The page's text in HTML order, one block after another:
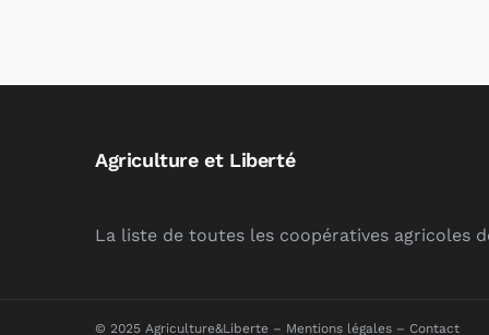
Agriculture et Liberté
La liste de toutes les coopératives agricoles
© 2025 Agriculture&Liberte – Mentions légales – Contact